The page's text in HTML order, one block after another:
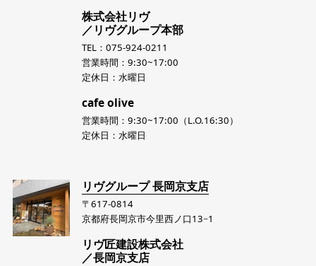
株式会社リヴ
／リヴグループ本部
TEL：075-924-0211
営業時間：9:30~17:00
定休日：水曜日
cafe olive
営業時間：9:30~17:00（L.O.16:30）
定休日：水曜日
リヴグループ 長岡京支店
〒617-0814
京都府長岡京市今里西ノ口13−1
リヴ匠建設株式会社
／長岡京支店